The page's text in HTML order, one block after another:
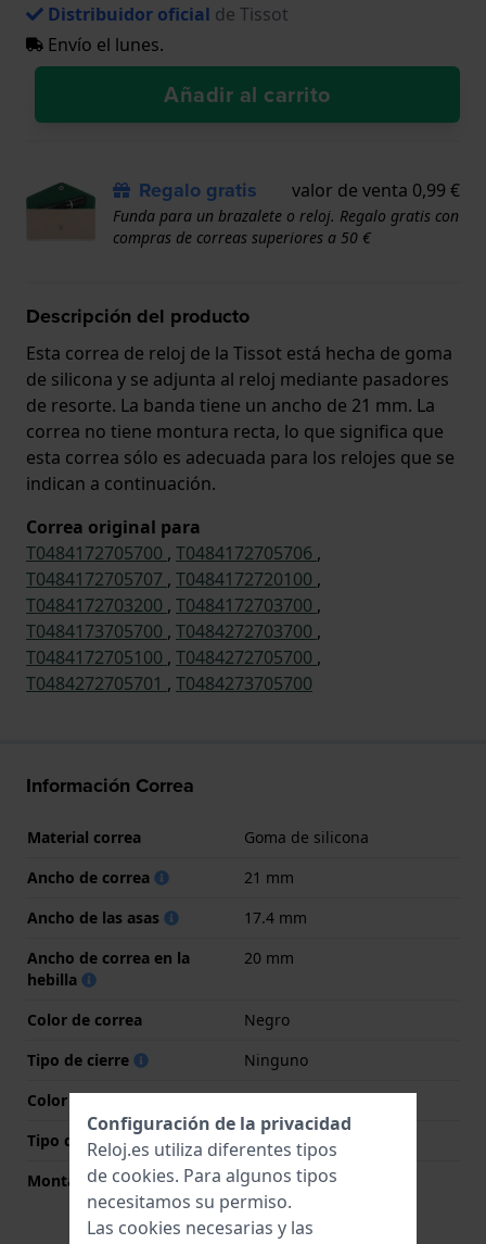
Distribuidor oficial de Tissot
Envío el lunes.
Añadir al carrito
Regalo gratis valor de venta 0,99 €
Funda para un brazalete o reloj. Regalo gratis con
compras de correas superiores a 50 €
Descripción del producto
Esta correa de reloj de la Tissot está hecha de goma
de silicona y se adjunta al reloj mediante pasadores
de resorte. La banda tiene un ancho de 21 mm. La
correa no tiene montura recta, lo que significa que
esta correa sólo es adecuada para los relojes que se
indican a continuación.
Correa original para
T0484172705700 , T0484172705706 ,
T0484172705707 , T0484172720100 ,
T0484172703200 , T0484172703700 ,
T0484173705700 , T0484272703700 ,
T0484172705100 , T0484272705700 ,
T0484272705701 , T0484273705700
Información Correa
Material correa
Goma de silicona
Ancho de correa
21 mm
Ancho de las asas
17.4 mm
Ancho de correa en la
hebilla
20 mm
Color de correa
Negro
Tipo de cierre
Ninguno
Color del cierre
N/A
Tipo de montaje
Pasadores de resorte
Montaje Recto
No
Configuración de la privacidad
Reloj.es utiliza diferentes tipos
de cookies. Para algunos tipos
necesitamos su permiso.
Las cookies necesarias y las